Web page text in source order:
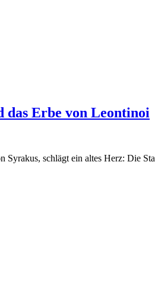
das Erbe von Leontinoi
schlägt ein altes Herz: Die